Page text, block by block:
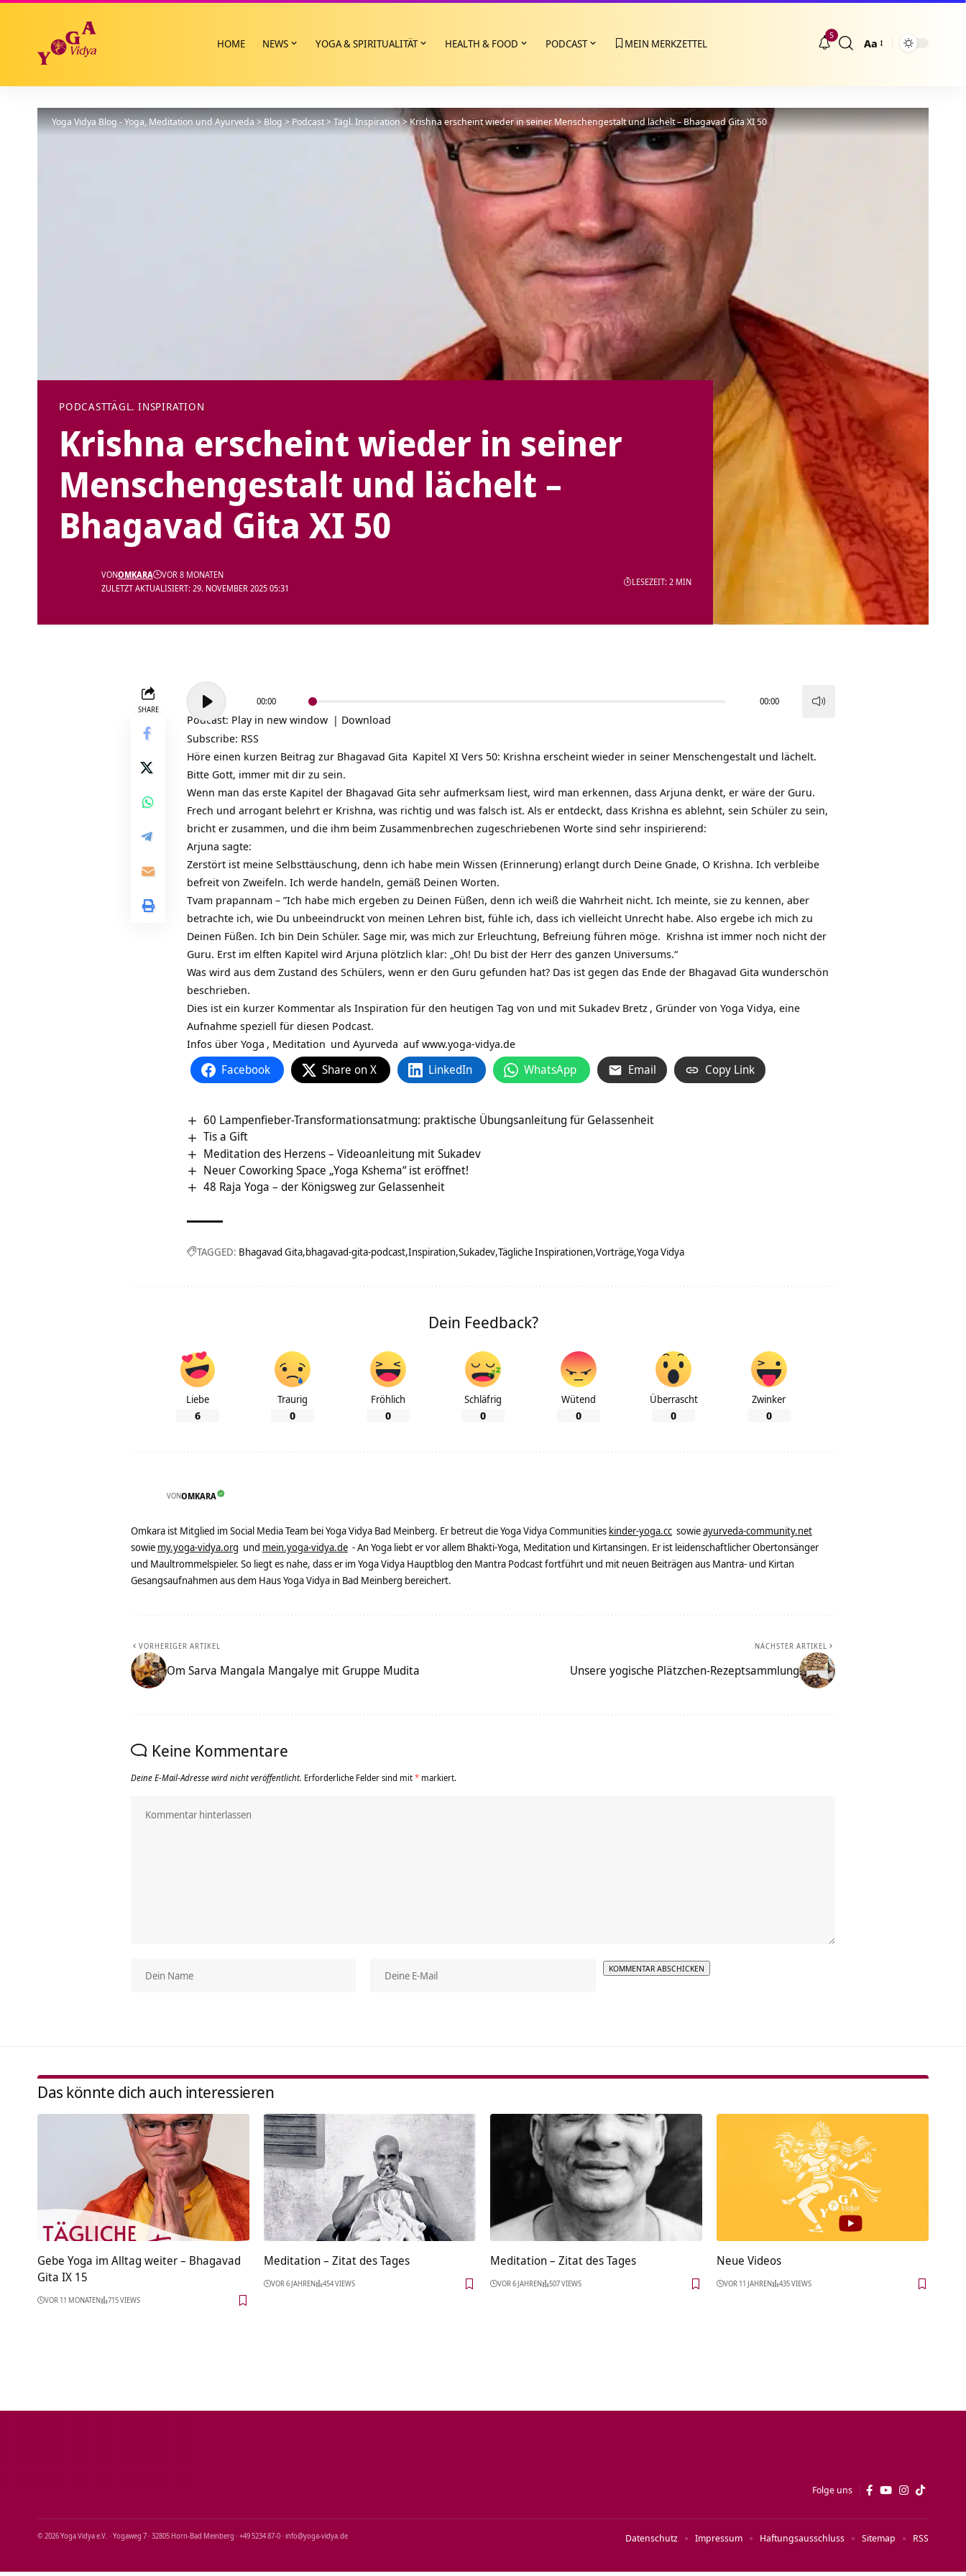
HOME NEWS YOGA & SPIRITUALITÄT HEALTH & FOOD PODCAST MEIN MERKZETTEL
5
Größenänderung
Aa
Yoga Vidya Blog - Yoga, Meditation und Ayurveda>Blog>Podcast>Tägl. Inspiration>Krishna erscheint wieder in seiner Menschengestalt und lächelt – Bhagavad Gita XI 50
PODCASTTÄGL. INSPIRATION
Krishna erscheint wieder in seiner
Menschengestalt und lächelt –
Bhagavad Gita XI 50
ZULETZT AKTUALISIERT: 29. NOVEMBER 2025 05:31
VONOMKARA VOR 8 MONATEN
LESEZEIT: 2 MIN
SHARE
Audio-
Player
00:00 00:00
Podcast: Play in new window | Download
Subscribe: RSS
Höre einen kurzen Beitrag zur Bhagavad Gita Kapitel XI Vers 50: Krishna erscheint wieder in seiner Menschengestalt und lächelt.
Bitte Gott, immer mit dir zu sein.
Wenn man das erste Kapitel der Bhagavad Gita sehr aufmerksam liest, wird man erkennen, dass Arjuna denkt, er wäre der Guru.
Frech und arrogant belehrt er Krishna, was richtig und was falsch ist. Als er entdeckt, dass Krishna es ablehnt, sein Schüler zu sein,
bricht er zusammen, und die ihm beim Zusammenbrechen zugeschriebenen Worte sind sehr inspirierend:
Arjuna sagte:
Zerstört ist meine Selbsttäuschung, denn ich habe mein Wissen (Erinnerung) erlangt durch Deine Gnade, O Krishna. Ich verbleibe
befreit von Zweifeln. Ich werde handeln, gemäß Deinen Worten.
Tvam prapannam – ”Ich habe mich ergeben zu Deinen Füßen, denn ich weiß die Wahrheit nicht. Ich meinte, sie zu kennen, aber
betrachte ich, wie Du unbeeindruckt von meinen Lehren bist, fühle ich, dass ich vielleicht Unrecht habe. Also ergebe ich mich zu
Deinen Füßen. Ich bin Dein Schüler. Sage mir, was mich zur Erleuchtung, Befreiung führen möge. Krishna ist immer noch nicht der
Guru. Erst im elften Kapitel wird Arjuna plötzlich klar: „Oh! Du bist der Herr des ganzen Universums.“
Was wird aus dem Zustand des Schülers, wenn er den Guru gefunden hat? Das ist gegen das Ende der Bhagavad Gita wunderschön
beschrieben.
Dies ist ein kurzer Kommentar als Inspiration für den heutigen Tag von und mit Sukadev Bretz , Gründer von Yoga Vidya, eine
Aufnahme speziell für diesen Podcast.
Infos über Yoga , Meditation und Ayurveda aufwww.yoga-vidya.de
Facebook Share on X LinkedIn WhatsApp Email Copy Link
60 Lampenfieber-Transformationsatmung: praktische Übungsanleitung für Gelassenheit
Tis a Gift
Meditation des Herzens – Videoanleitung mit Sukadev
Neuer Coworking Space „Yoga Kshema“ ist eröffnet!
48 Raja Yoga – der Königsweg zur Gelassenheit
TAGGED: Bhagavad Gita bhagavad-gita-podcast Inspiration Sukadev Tägliche Inspirationen Vorträge Yoga Vidya
Dein Feedback?
Liebe
6
Traurig
0
Fröhlich
0
Schläfrig
0
Wütend
0
Überrascht
0
Zwinker
0
VONOMKARA
Omkara ist Mitglied im Social Media Team bei Yoga Vidya Bad Meinberg. Er betreut die Yoga Vidya Communities kinder-yoga.cc sowieayurveda-community.net
sowie my.yoga-vidya.org und mein.yoga-vidya.de - An Yoga liebt er vor allem Bhakti-Yoga, Meditation und Kirtansingen. Er ist leidenschaftlicher Obertonsänger
und Maultrommelspieler. So liegt es nahe, dass er im Yoga Vidya Hauptblog den Mantra Podcast fortführt und mit neuen Beiträgen aus Mantra- und Kirtan
Gesangsaufnahmen aus dem Haus Yoga Vidya in Bad Meinberg bereichert.
VORHERIGER ARTIKEL
Om Sarva Mangala Mangalye mit Gruppe Mudita
NÄCHSTER ARTIKEL
Unsere yogische Plätzchen-Rezeptsammlung
Keine Kommentare
Deine E-Mail-Adresse wird nicht veröffentlicht. Erforderliche Felder sind mit* markiert.
Das könnte dich auch interessieren
Gebe Yoga im Alltag weiter – Bhagavad
Gita IX 15
VOR 11 MONATEN 715 VIEWS
Meditation – Zitat des Tages
VOR 6 JAHREN 454 VIEWS
Meditation – Zitat des Tages
VOR 6 JAHREN 507 VIEWS
Neue Videos
VOR 11 JAHREN 435 VIEWS
Folge uns
© 2026 Yoga Vidya e.V. · Yogaweg 7 · 32805 Horn‑Bad Meinberg · +49 5234 87‑0 · info@yoga‑vidya.de Datenschutz Impressum Haftungsausschluss Sitemap RSS